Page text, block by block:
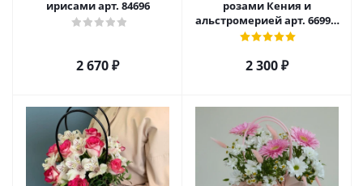
ирисами арт. 84696
2 670₽
розами Кения и
альстромерией арт. 66996-
Р
2 300₽